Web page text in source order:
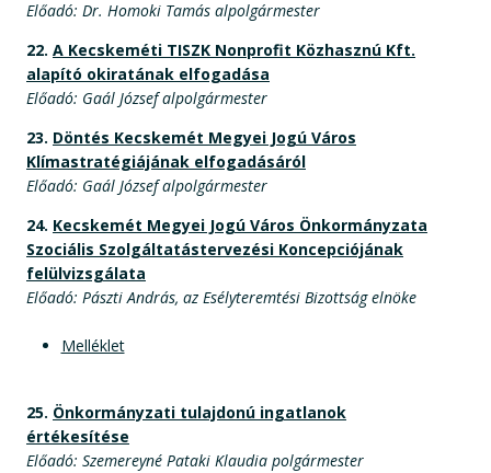
Előadó: Dr. Homoki Tamás alpolgármester
22. A Kecskeméti TISZK Nonprofit Közhasznú Kft.
alapító okiratának elfogadása
Előadó: Gaál József alpolgármester
23. Döntés Kecskemét Megyei Jogú Város
Klímastratégiájának elfogadásáról
Előadó: Gaál József alpolgármester
24. Kecskemét Megyei Jogú Város Önkormányzata
Szociális Szolgáltatástervezési Koncepciójának
felülvizsgálata
Előadó: Pászti András, az Esélyteremtési Bizottság elnöke
Melléklet
25. Önkormányzati tulajdonú ingatlanok
értékesítése
Előadó: Szemereyné Pataki Klaudia polgármester